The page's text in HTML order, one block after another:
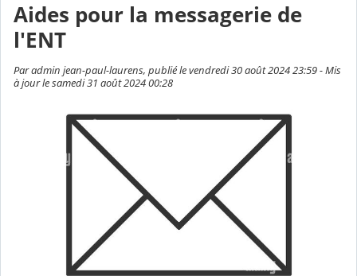
Aides pour la messagerie de
l'ENT
Par admin jean-paul-laurens, publié le vendredi 30 août 2024 23:59 - Mis
à jour le samedi 31 août 2024 00:28